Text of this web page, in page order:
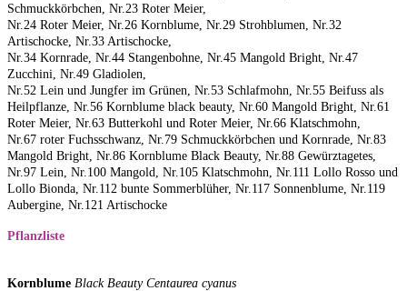
Schmuckkörbchen, Nr.23 Roter Meier,
Nr.24 Roter Meier, Nr.26 Kornblume, Nr.29 Strohblumen, Nr.32
Artischocke, Nr.33 Artischocke,
Nr.34 Kornrade, Nr.44 Stangenbohne, Nr.45 Mangold Bright, Nr.47
Zucchini, Nr.49 Gladiolen,
Nr.52 Lein und Jungfer im Grünen, Nr.53 Schlafmohn, Nr.55 Beifuss als
Heilpflanze, Nr.56 Kornblume black beauty, Nr.60 Mangold Bright, Nr.61
Roter Meier, Nr.63 Butterkohl und Roter Meier, Nr.66 Klatschmohn,
Nr.67 roter Fuchsschwanz, Nr.79 Schmuckkörbchen und Kornrade, Nr.83
Mangold Bright, Nr.86 Kornblume Black Beauty, Nr.88 Gewürztagetes,
Nr.97 Lein, Nr.100 Mangold, Nr.105 Klatschmohn, Nr.111 Lollo Rosso und
Lollo Bionda, Nr.112 bunte Sommerblüher, Nr.117 Sonnenblume, Nr.119
Aubergine, Nr.121 Artischocke
Pflanzliste
Kornblume Black Beauty Centaurea cyanus